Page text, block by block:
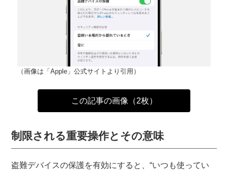
（画像は「Apple」公式サイトより引用）
この記事の画像（2枚）
制限される重要操作とその意味
盗難デバイスの保護を有効にすると、“いつも使ってい